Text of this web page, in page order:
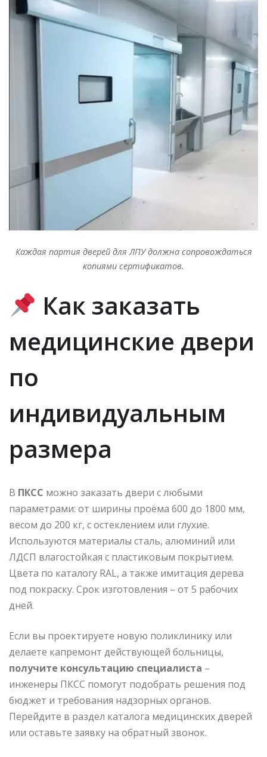
Каждая партия дверей для ЛПУ должна сопровождаться
копиями сертификатов.
Как заказать
медицинские двери
по
индивидуальным
размера
В ПКСС можно заказать двери с любыми
параметрами: от ширины проёма 600 до 1800 мм,
весом до 200 кг, с остеклением или глухие.
Используются материалы сталь, алюминий или
ЛДСП влагостойкая с пластиковым покрытием.
Цвета по каталогу RAL, а также имитация дерева
под покраску. Срок изготовления – от 5 рабочих
дней.
Если вы проектируете новую поликлинику или
делаете капремонт действующей больницы,
получите консультацию специалиста –
инженеры ПКСС помогут подобрать решения под
бюджет и требования надзорных органов.
Перейдите в раздел каталога медицинских дверей
или оставьте заявку на обратный звонок.